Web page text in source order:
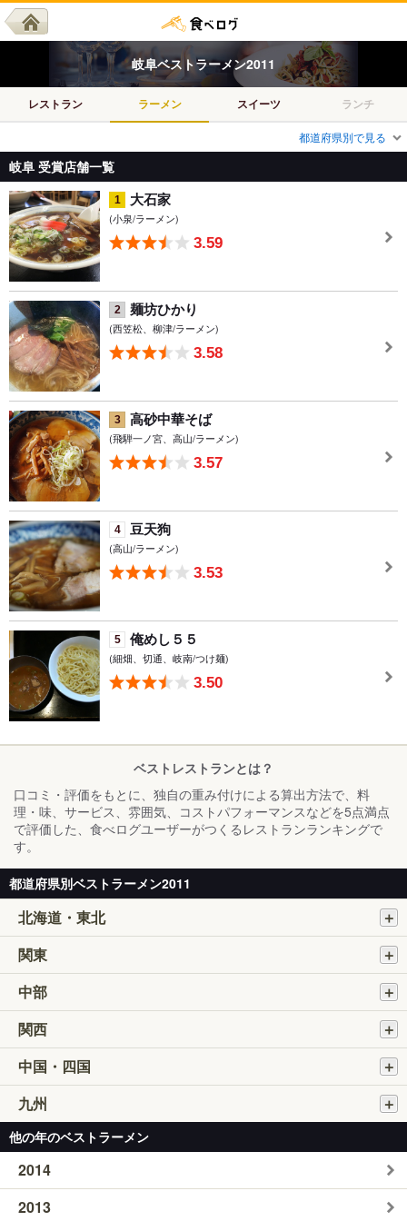
岐阜ベストラーメン2011
レストラン ラーメン スイーツ ランチ
都道府県別で見る
岐阜 受賞店舗一覧
1 大石家
(小泉/ラーメン)
3.59
2 麺坊ひかり
(西笠松、柳津/ラーメン)
3.58
3 高砂中華そば
(飛騨一ノ宮、高山/ラーメン)
3.57
4 豆天狗
(高山/ラーメン)
3.53
5 俺めし５５
(細畑、切通、岐南/つけ麺)
3.50
ベストレストランとは？
口コミ・評価をもとに、独自の重み付けによる算出方法で、料
理・味、サービス、雰囲気、コストパフォーマンスなどを5点満点
で評価した、食べログユーザーがつくるレストランランキングで
す。
都道府県別ベストラーメン2011
北海道・東北
関東
中部
関西
中国・四国
九州
他の年のベストラーメン
2014
2013